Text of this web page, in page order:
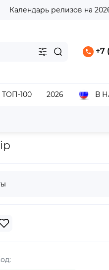
Календарь релизов на
+7
ТОП-100 2026 В
Silver Surfer 59Fifty Fitted